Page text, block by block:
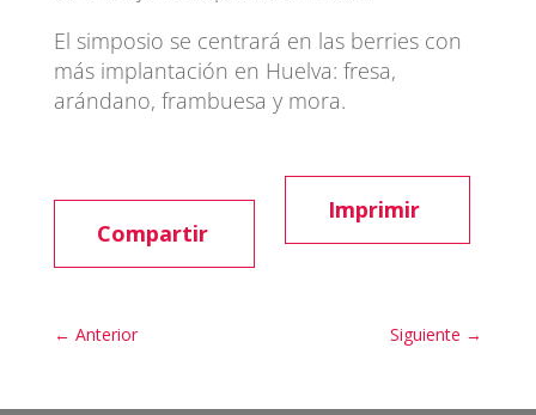
El simposio se centrará en las berries con
más implantación en Huelva: fresa,
arándano, frambuesa y mora.
Compartir
Imprimir
← Anterior Siguiente →